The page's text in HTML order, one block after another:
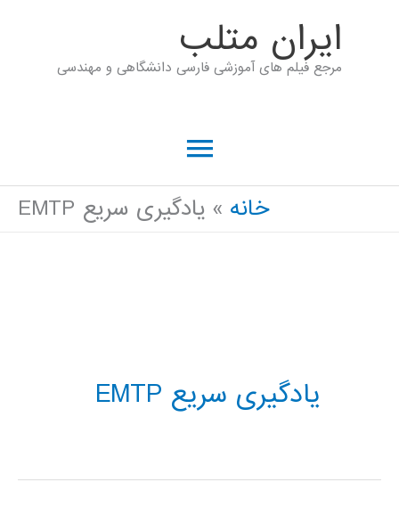
ايران متلب
مرجع فیلم های آموزشی فارسی دانشگاهی و مهندسی
فهرست
اصلی خانه یادگیری سریع EMTP
یادگیری سریع EMTP